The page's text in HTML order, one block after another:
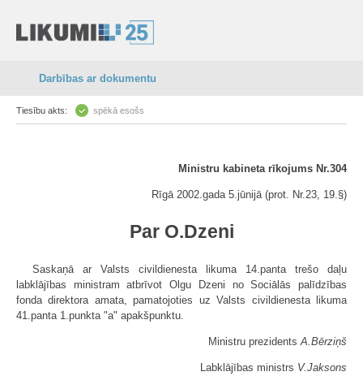
Darbības ar dokumentu
Tiesību akts: spēkā esošs
Ministru kabineta rīkojums Nr.304
Rīgā 2002.gada 5.jūnijā (prot. Nr.23, 19.§)
Par O.Dzeni
Saskaņā ar Valsts civildienesta likuma 14.panta trešo daļu
labklājības ministram atbrīvot Olgu Dzeni no Sociālās palīdzības
fonda direktora amata, pamatojoties uz Valsts civildienesta likuma
41.panta 1.punkta "a" apakšpunktu.
Ministru prezidentsA.Bērziņš
Labklājības ministrs V.Jaksons